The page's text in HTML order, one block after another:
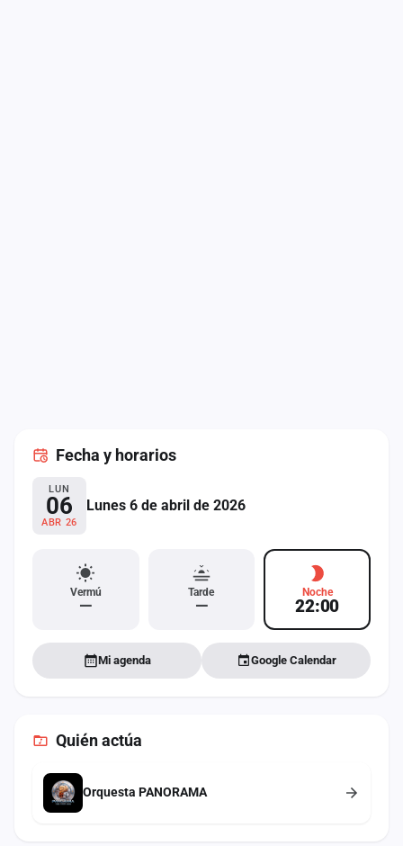
Fecha y horarios
LUN
06
ABR 26
Lunes 6 de abril de 2026
Vermú
—
Tarde
—
Noche
22:00
Mi agenda Google Calendar
Quién actúa
Orquesta PANORAMA
Administración
Contacto